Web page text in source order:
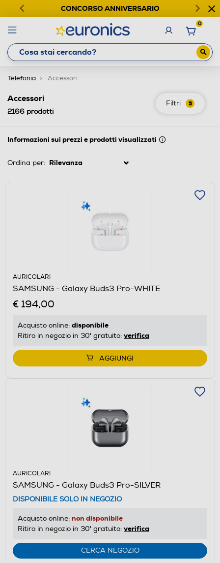
CONCORSO ANNIVERSARIO
0
Telefonia Accessori
Filtri 5
Accessori
2166 prodotti
Informazioni sui prezzi e prodotti visualizzati
Ordina per:
AURICOLARI
SAMSUNG - Galaxy Buds3 Pro-WHITE
€ 194,00
Acquisto online: disponibile
Ritiro in negozio in 30' gratuito: verifica
AGGIUNGI
AURICOLARI
SAMSUNG - Galaxy Buds3 Pro-SILVER
DISPONIBILE SOLO IN NEGOZIO
Acquisto online: non disponibile
Ritiro in negozio in 30' gratuito: verifica
CERCA NEGOZIO